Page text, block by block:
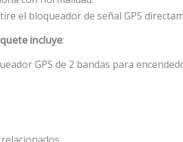
el bloqueador de señal GPS
incluye:
GPS de 2 bandas para